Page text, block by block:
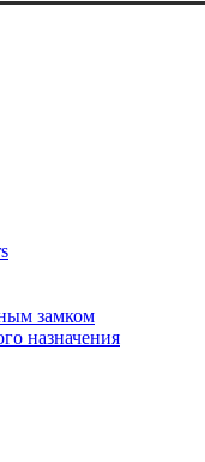
замком
назначения